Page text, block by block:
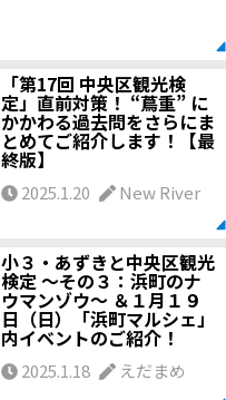
「第17回 中央区観光検
定」直前対策！ “蔦重” に
かかわる過去問をさらにま
とめてご紹介します！【最
終版】
2025.1.20 New River
小３・あずきと中央区観光
検定 ～その３：浜町のナ
ウマンゾウ～ ＆１月１９
日（日）「浜町マルシェ」
内イベントのご紹介！
2025.1.18 えだまめ